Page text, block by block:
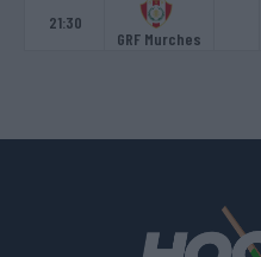
21:30
GRF Murches